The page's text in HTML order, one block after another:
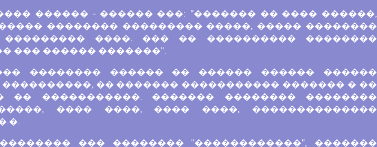
������ - ������ ���: "������� �� ���� ������,
�������� ��������� �����, ����� ��������
����. ��� �� ���������� ��������
��� ������ �������".
�������� ������ �� ������ ������ ������
�� ������� ����������� ������� � ��
�� �����������. ������� �������� ��������
���� ����, ���� ����, ��������������
��� �������� "������������", �������